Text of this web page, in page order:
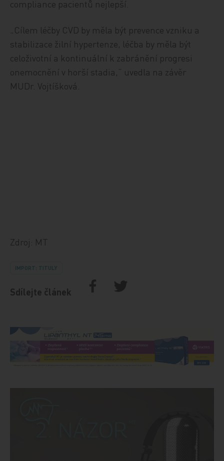
compliance pacientů nejlepší.
„Cílem léčby CVD by měla být prevence vzniku a
stabilizace žilní hypertenze, léčba by měla být
celoživotní a kontinuální k zabránění progresi
onemocnění v horší stadia,“ uvedla na závěr
MUDr. Vojtíšková.
Zdroj: MT
IMPORT: TITULY
Sdílejte článek